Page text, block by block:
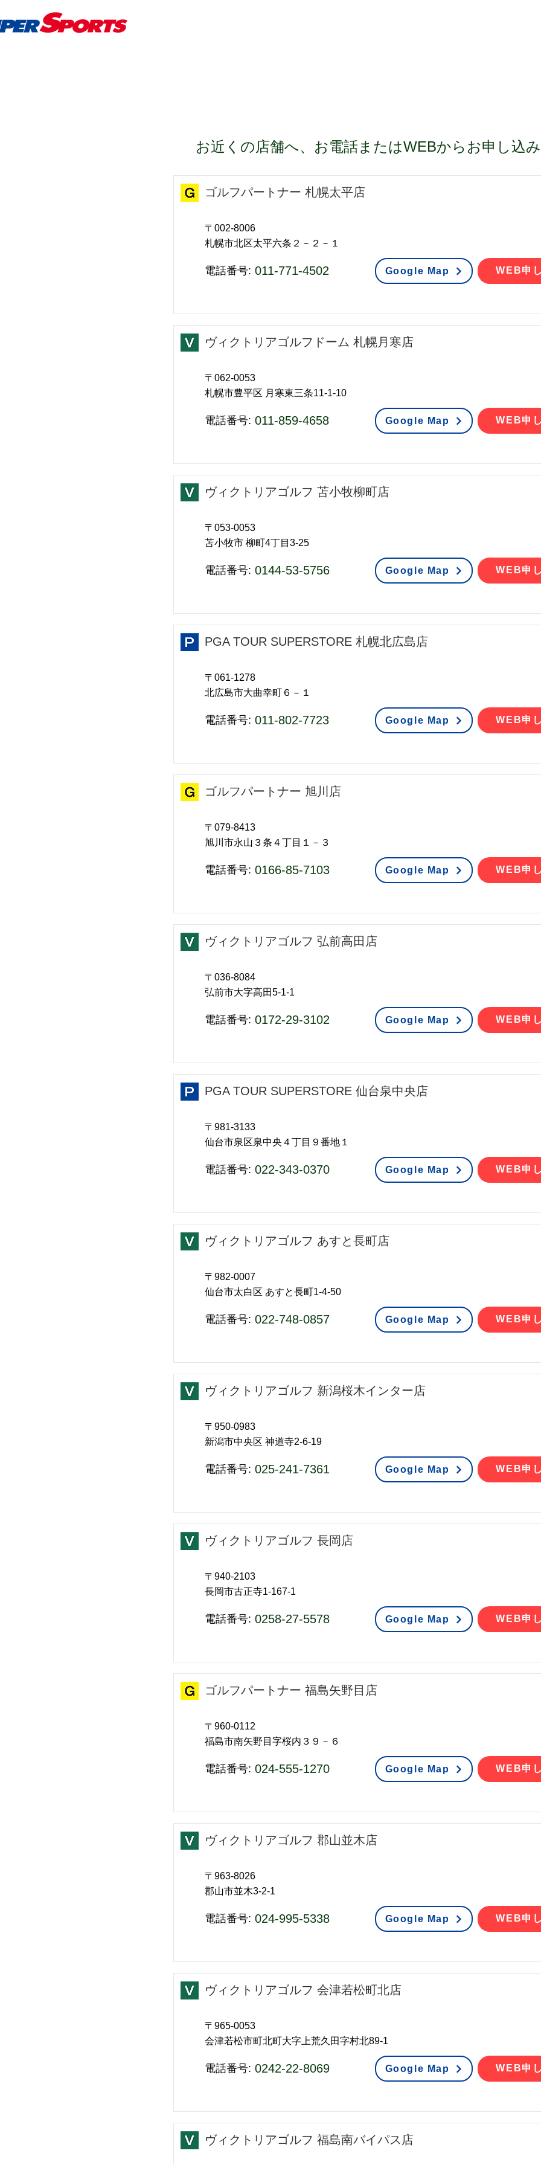
お近くの店舗へ、お電話またはWEBからお申し込
ゴルフパートナー 札幌太平店
〒002-8006
札幌市北区太平六条２－２－１
​電話番号: 011-771-4502 Google Map WEB申
ヴィクトリアゴルフドーム 札幌月寒店
〒062-0053
札幌市豊平区 月寒東三条11-1-10
​電話番号: 011-859-4658 Google Map WEB申
ヴィクトリアゴルフ 苫小牧柳町店
〒053-0053
苫小牧市 柳町4丁目3-25
​電話番号: 0144-53-5756 Google Map WEB申
PGA TOUR SUPERSTORE 札幌北広島店
〒061-1278
北広島市大曲幸町６－１
​電話番号: 011-802-7723 Google Map WEB申
ゴルフパートナー 旭川店
〒079-8413
旭川市永山３条４丁目１－３
​電話番号: 0166-85-7103 Google Map WEB申
ヴィクトリアゴルフ 弘前高田店
〒036-8084
弘前市大字高田5-1-1
​電話番号: 0172-29-3102 Google Map WEB申
PGA TOUR SUPERSTORE 仙台泉中央店
〒981-3133
仙台市泉区泉中央４丁目９番地１
​電話番号: 022-343-0370 Google Map WEB申
ヴィクトリアゴルフ あすと長町店
〒982-0007
仙台市太白区 あすと長町1-4-50
​電話番号: 022-748-0857 Google Map WEB申
ヴィクトリアゴルフ 新潟桜木インター店
〒950-0983
新潟市中央区 神道寺2-6-19
​電話番号: 025-241-7361 Google Map WEB申
ヴィクトリアゴルフ 長岡店
〒940-2103
長岡市古正寺1-167-1
​電話番号: 0258-27-5578 Google Map WEB申
ゴルフパートナー 福島矢野目店
〒960-0112
福島市南矢野目字桜内３９－６
​電話番号: 024-555-1270 Google Map WEB申
ヴィクトリアゴルフ 郡山並木店
〒963-8026
郡山市並木3-2-1
​電話番号: 024-995-5338 Google Map WEB申
ヴィクトリアゴルフ 会津若松町北店
〒965-0053
会津若松市町北町大字上荒久田字村北89-1
​電話番号: 0242-22-8069 Google Map WEB申
ヴィクトリアゴルフ 福島南バイパス店